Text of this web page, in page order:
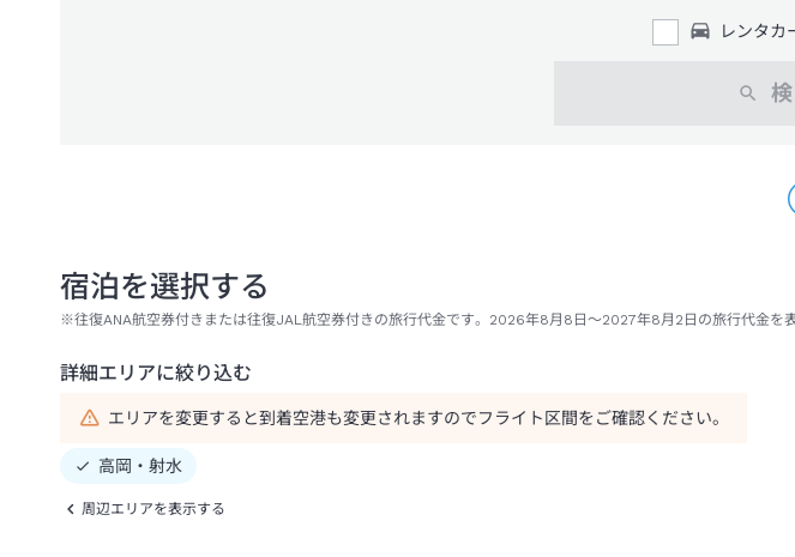
レンタカ
宿泊を選択する
※往復ANA航空券付きまたは往復JAL航空券付きの旅行代金です。2026年8月8日～2027年8月2日の旅行代金を表
詳細エリアに絞り込む
エリアを変更すると到着空港も変更されますのでフライト区間をご確認ください。
高岡・射水
周辺エリアを表示する